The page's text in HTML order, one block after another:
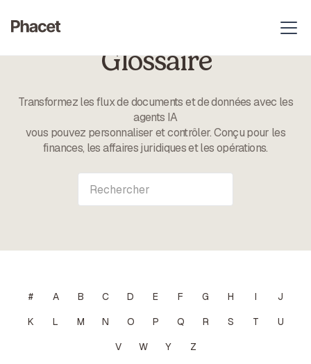
Glossaire
Transformez les flux de documents et de données avec les
agents IA
vous pouvez personnaliser et contrôler. Conçu pour les
finances, les affaires juridiques et les opérations.
# A B C D E F G H I
J
K
L M N O P Q R S T
U
V
W Y Z